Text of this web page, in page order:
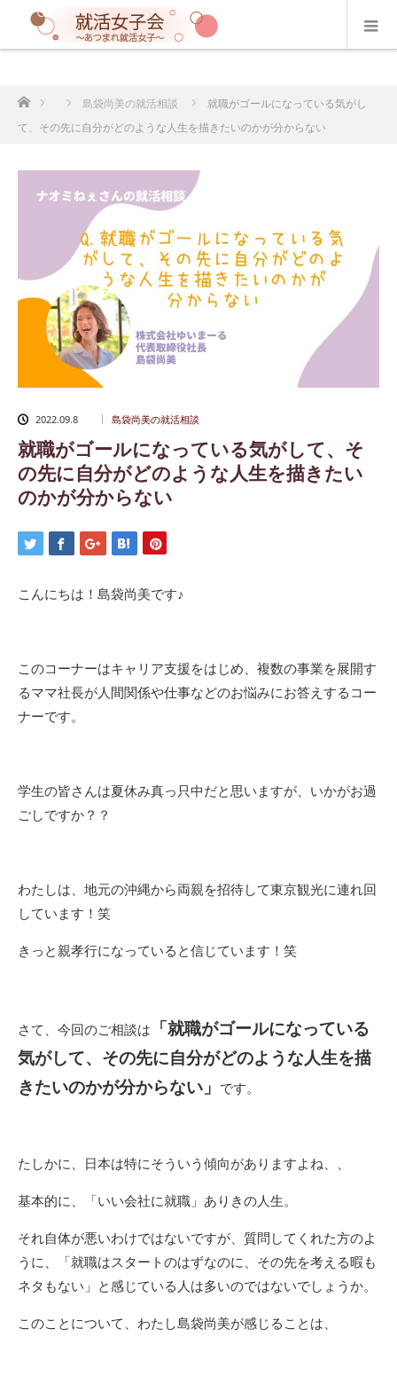
ホーム 島袋尚美の就活相談
就職がゴールになっている気がし
て、その先に自分がどのような人生を描きたいのかが分からない
2022.09.8 島袋尚美の就活相談
就職がゴールになっている気がして、そ
の先に自分がどのような人生を描きたい
のかが分からない
こんにちは！島袋尚美です♪
このコーナーはキャリア支援をはじめ、複数の事業を展開す
るママ社長が人間関係や仕事などのお悩みにお答えするコー
ナーです。
学生の皆さんは夏休み真っ只中だと思いますが、いかがお過
ごしですか？？
わたしは、地元の沖縄から両親を招待して東京観光に連れ回
しています！笑
きっと親孝行になっていると信じています！笑
さて、今回のご相談は 「就職がゴールになっている
気がして、その先に自分がどのような人生を描
きたいのかが分からない 」 です。
たしかに、日本は特にそういう傾向がありますよね、、
基本的に、「いい会社に就職」ありきの人生。
それ自体が悪いわけではないですが、質問してくれた方のよ
うに、「就職はスタートのはずなのに、その先を考える暇も
ネタもない」と感じている人は多いのではないでしょうか。
このことについて、わたし島袋尚美が感じることは、